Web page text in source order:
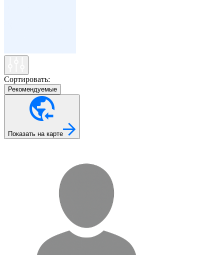
Сортировать:
Рекомендуемые
Показать на карте